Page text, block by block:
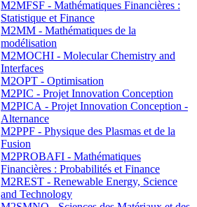
M2MFSF - Mathématiques Financières :
Statistique et Finance
M2MM - Mathématiques de la
modélisation
M2MOCHI - Molecular Chemistry and
Interfaces
M2OPT - Optimisation
M2PIC - Projet Innovation Conception
M2PICA - Projet Innovation Conception -
Alternance
M2PPF - Physique des Plasmas et de la
Fusion
M2PROBAFI - Mathématiques
Financières : Probabilités et Finance
M2REST - Renewable Energy, Science
and Technology